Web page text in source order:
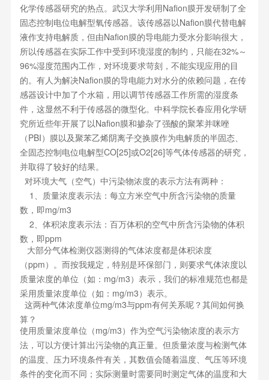
化学传感器研究的热点。武汉大学利用Nafion膜开发研制了全
固态控制电位电解型氧传感器。该传感器以Nafion膜代替电解
液作支持电解质，但由Nafion膜的导电能力受水分影响很大，
所以传感器在实际工作中受到环境湿度的制约，只能在32%～
96%湿度范围内工作，对环境要求苛刻，不能实现应用的目
的。有人为解决Nafion膜的导电能力对水分的依赖问题，在传
感器设计中加了个水箱，用以调节传感器工作所需的湿度条
件，这显然不利于传感器的微型化。中科学院长春应用化学研
究所近些年开展了以Nafion膜和掺杂了强酸的聚苯并咪唑
（PBI）膜以及聚苯乙烯阴离子交换膜作为电解质的半固态、
全固态控制电位电解型CO[25]或O2[26]等气体传感器的研究，
并取得了较好的结果。
对环境大气（空气）中污染物浓度的表示方法有两种：
1、质量浓度表示法：每立方米空气中所含污染物的质量
数，即mg/m3
2、体积浓度表示法：百万体积的空气中所含污染物的体积
数，即ppm
大部分气体检测仪器测得的气体浓度都是体积浓度
（ppm）。而按我规定，特别是环保部门，则要求气体浓度以
质量浓度的单位（如：mg/m3）表示，我们的标准规范也都是
采用质量浓度单位（如：mg/m3）表示。
这两种气体浓度单位mg/m3与ppm有何关系呢？其间如何换
算？
使用质量浓度单位（mg/m3）作为空气污染物浓度的表示方
法，可以方便计算出污染物的真正量。但质量浓度与检测气体
的温度、压力环境条件有关，其数值会随着温度、气压等环境
条件的变化而不同；实际测量时需要同时测定气体的温度和大